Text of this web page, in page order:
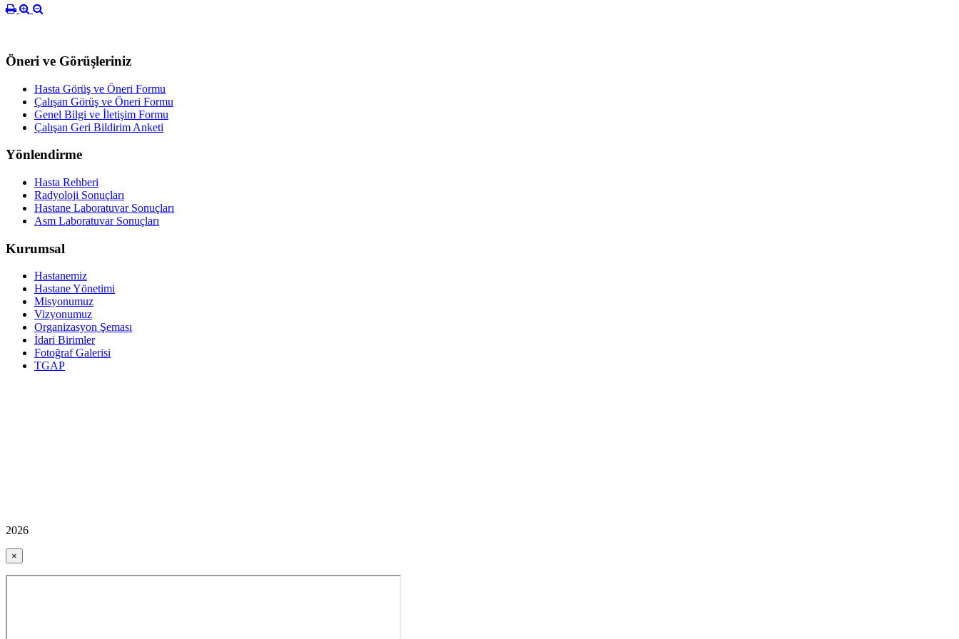
Öneri ve Görüşleriniz
Hasta Görüş ve Öneri Formu
Çalışan Görüş ve Öneri Formu
Genel Bilgi ve İletişim Formu
Çalışan Geri Bildirim Anketi
Yönlendirme
Hasta Rehberi
Radyoloji Sonuçları
Hastane Laboratuvar Sonuçları
Asm Laboratuvar Sonuçları
Kurumsal
Hastanemiz
Hastane Yönetimi
Misyonumuz
Vizyonumuz
Organizasyon Şeması
İdari Birimler
Fotoğraf Galerisi
TGAP
2026
×